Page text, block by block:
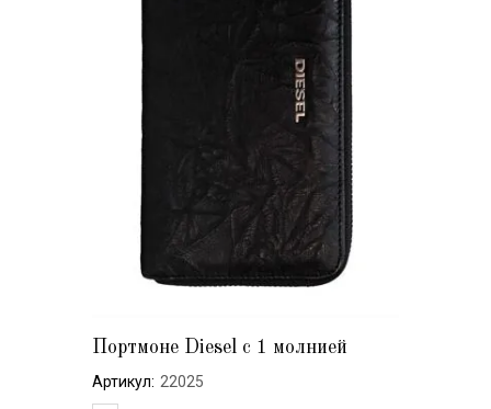
Портмоне Diesel с 1 молнией
Артикул: 22025